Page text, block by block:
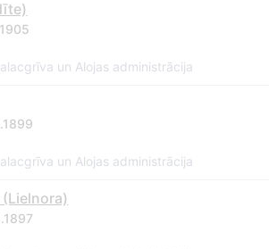
un Alojas administrācija
un Alojas administrācija